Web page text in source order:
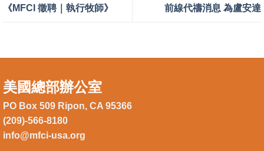
《MFCI 徵聘｜執行牧師》 前線代禱消息 為盧安達
美國總部辦公室
PO Box 509 Ripon, CA 95366
(209)-566-8180
info@mfci-usa.org